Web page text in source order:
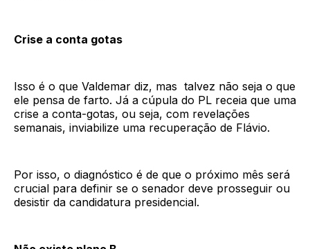
Crise a conta gotas
Isso é o que Valdemar diz, mas talvez não seja o que
ele pensa de farto. Já a cúpula do PL receia que uma
crise a conta-gotas, ou seja, com revelações
semanais, inviabilize uma recuperação de Flávio.
Por isso, o diagnóstico é de que o próximo mês será
crucial para definir se o senador deve prosseguir ou
desistir da candidatura presidencial.